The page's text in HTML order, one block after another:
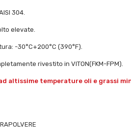
304.
elevate.
-30°C+200°C (390°F).
rivestito in VITON(FKM-FPM).
altissime temperature oli e grassi